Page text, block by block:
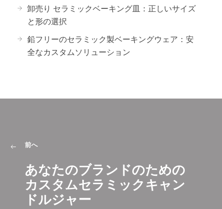
卸売り セラミックベーキング皿：正しいサイズ
と形の選択
鉛フリーのセラミック製ベーキングウェア：安
全なカスタムソリューション
前へ
あなたのブランドのための
カスタムセラミックキャン
ドルジャー